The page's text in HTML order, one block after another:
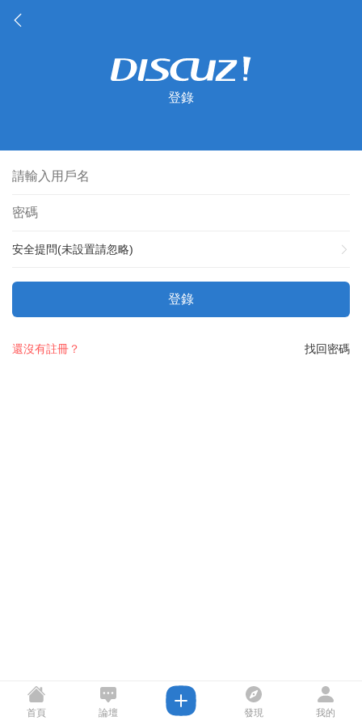
登錄
安全提問(未設置請忽略)
登錄
找回密碼
還沒有註冊？
首頁 論壇 發現 我的